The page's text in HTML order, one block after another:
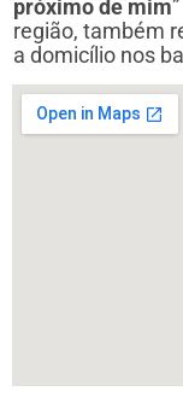
próximo de mim
região, também
a domicílio nos